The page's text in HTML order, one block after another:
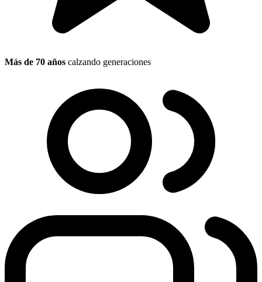
Más de 70 años calzando generaciones